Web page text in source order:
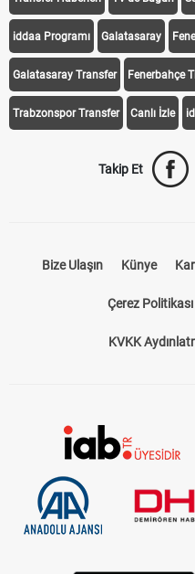
Transfer Haberleri TV'de Bugün
iddaa Programı Galatasaray
Galatasaray Transfer Fenerbahçe
Canlı İzle
Künye
Çerez Politikası